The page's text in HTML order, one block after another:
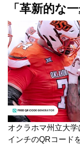
「革新的な
オクラホマ州立大
インチのQRコード